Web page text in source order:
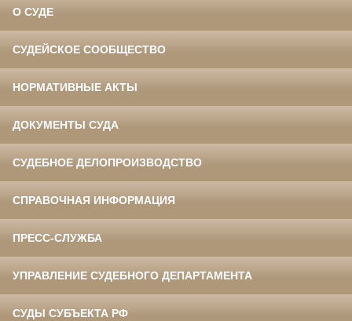
О СУДЕ
СУДЕЙСКОЕ СООБЩЕСТВО
НОРМАТИВНЫЕ АКТЫ
ДОКУМЕНТЫ СУДА
СУДЕБНОЕ ДЕЛОПРОИЗВОДСТВО
СПРАВОЧНАЯ ИНФОРМАЦИЯ
ПРЕСС-СЛУЖБА
УПРАВЛЕНИЕ СУДЕБНОГО ДЕПАРТАМЕНТА
СУДЫ СУБЪЕКТА РФ